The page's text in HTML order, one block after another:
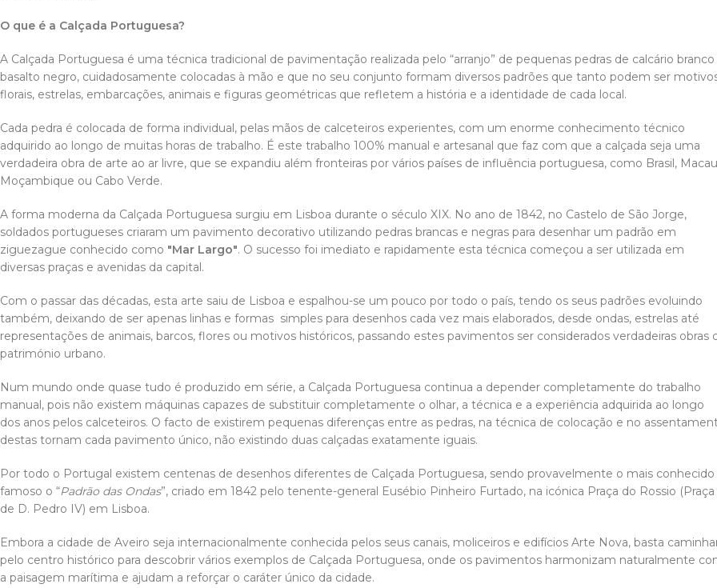
O que é a Calçada Portuguesa?
A Calçada Portuguesa é uma técnica tradicional de pavimentação realizada pelo “arranjo” de pequenas pedras de calcário branco
basalto negro, cuidadosamente colocadas à mão e que no seu conjunto formam diversos padrões que tanto podem ser
florais, estrelas, embarcações, animais e figuras geométricas que refletem a história e a identidade de cada local.
Cada pedra é colocada de forma individual, pelas mãos de calceteiros experientes, com um enorme conhecimento técnico
adquirido ao longo de muitas horas de trabalho. É este trabalho 100% manual e artesanal que faz com que a calçada seja uma
verdadeira obra de arte ao ar livre, que se expandiu além fronteiras por vários países de influência portuguesa, como Brasil,
Moçambique ou Cabo Verde.
A forma moderna da Calçada Portuguesa surgiu em Lisboa durante o século XIX. No ano de 1842, no Castelo de São Jorge,
soldados portugueses criaram um pavimento decorativo utilizando pedras brancas e negras para desenhar um padrão em
ziguezague conhecido como "Mar Largo". O sucesso foi imediato e rapidamente esta técnica começou a ser utilizada em
diversas praças e avenidas da capital.
Com o passar das décadas, esta arte saiu de Lisboa e espalhou-se um pouco por todo o país, tendo os seus padrões evoluindo
também, deixando de ser apenas linhas e formas simples para desenhos cada vez mais elaborados, desde ondas, estrelas até
representações de animais, barcos, flores ou motivos históricos, passando estes pavimentos ser considerados verdadeiras obras
património urbano.
Num mundo onde quase tudo é produzido em série, a Calçada Portuguesa continua a depender completamente do trabalho
manual, pois não existem máquinas capazes de substituir completamente o olhar, a técnica e a experiência adquirida ao longo
dos anos pelos calceteiros. O facto de existirem pequenas diferenças entre as pedras, na técnica de colocação e no
destas tornam cada pavimento único, não existindo duas calçadas exatamente iguais.
Por todo o Portugal existem centenas de desenhos diferentes de Calçada Portuguesa, sendo provavelmente o mais conhecido
famoso o “Padrão das Ondas”, criado em 1842 pelo tenente-general Eusébio Pinheiro Furtado, na icónica Praça do Rossio (Praça
de D. Pedro IV) em Lisboa.
Embora a cidade de Aveiro seja internacionalmente conhecida pelos seus canais, moliceiros e edifícios Arte Nova, basta
pelo centro histórico para descobrir vários exemplos de Calçada Portuguesa, onde os pavimentos harmonizam naturalmente
a paisagem marítima e ajudam a reforçar o caráter único da cidade.